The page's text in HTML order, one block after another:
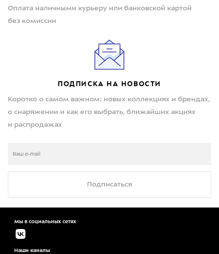
Оплата наличными курьеру или банковской картой
без комиссии
ПОДПИСКА НА НОВОСТИ
Коротко о самом важном: новых коллекциях и брендах,
о снаряжении и как его выбрать, ближайших акциях
и распродажах
Подписаться
Мы в социальных сетях
Наши каналы